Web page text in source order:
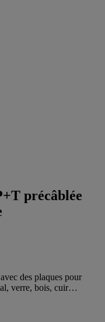
précâblée
des plaques pour
verre, bois, cuir…